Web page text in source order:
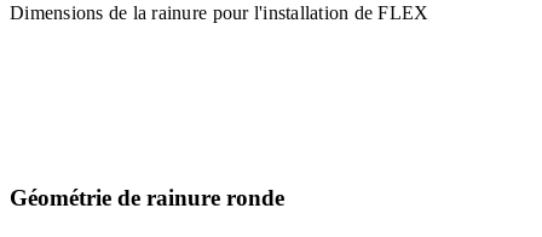
Dimensions de la rainure pour l'installation de FLEX
Géométrie de rainure ronde